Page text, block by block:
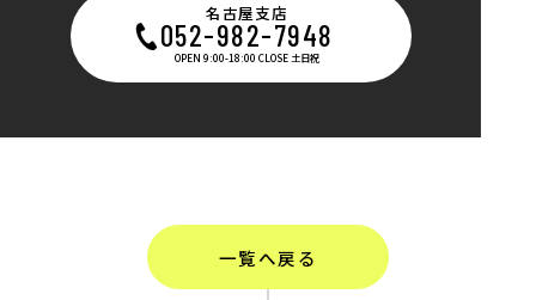
名古屋支店
052-982-7948
OPEN 9:00-18:00 CLOSE 土日祝
一覧へ戻る